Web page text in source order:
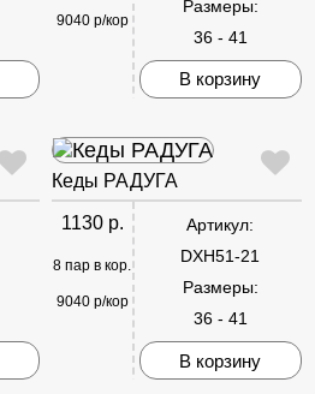
9040 р/кор
Размеры:
36 - 41
В корзину
Кеды РАДУГА
1130 р.
8 пар в кор.
9040 р/кор
Артикул:
DXH51-21
Размеры:
36 - 41
В корзину